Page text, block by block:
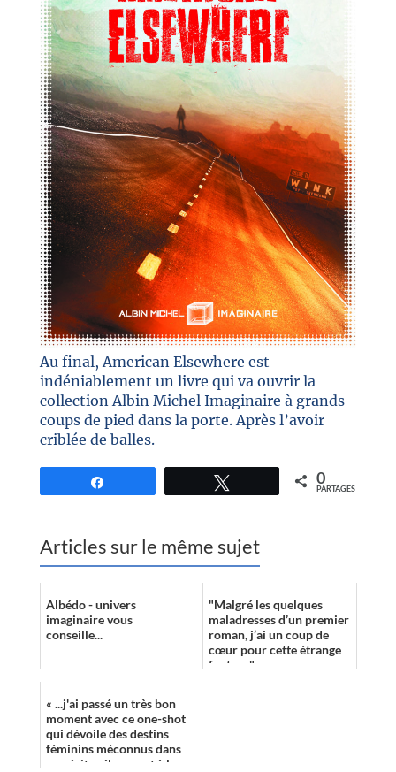
Au final, American Elsewhere est
indéniablement un livre qui va ouvrir la
collection Albin Michel Imaginaire à grands
coups de pied dans la porte. Après l’avoir
criblée de balles.
0
PARTAGES
Articles sur le même sujet
Albédo - univers
imaginaire vous
conseille...
"Malgré les quelques
maladresses d’un premier
roman, j’ai un coup de
cœur pour cette étrange
fantasy."
« ...j'ai passé un très bon
moment avec ce one-shot
qui dévoile des destins
féminins méconnus dans
un récit mélangeant à la